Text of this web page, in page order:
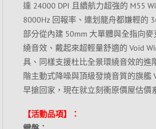
達 24000 DPI 且續航力超強的 M55
8000Hz 回報率、連划龍舟都嫌輕的
部分從內建 50mm 大單體與全指向
繞音效、戴起來超輕量舒適的 Void
具、同樣支援杜比全景環繞音效的進
階主動式降噪與頂級發燒音質的旗艦
早搶回家，現在就立刻衝原價屋估價
【活動品項】：